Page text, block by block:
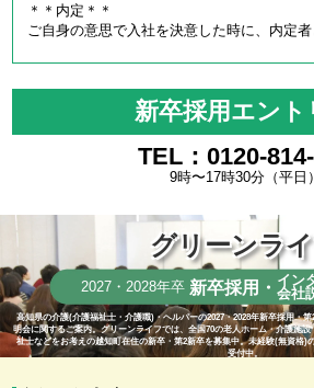
＊＊内定＊＊
ご自身の意思で入社を決意した時に、内定者
新卒採用エント
TEL：0120-
9時〜17時30分（平日）
グリーンラ
2027・2028年卒 新卒採用・ イン
会社
高知県の介護(介護福祉士・介護職)・ヘルパーの2027・2028年新卒採用・
明会に関するご案内。グリーンライフでは、全国70の老人ホーム・介護施
祉士などをお考えの越知町在住の新卒・第2新卒を募集中。未経験(無資格)
受付中。